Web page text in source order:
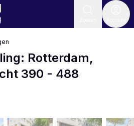
Rotterdam,
390 - 488